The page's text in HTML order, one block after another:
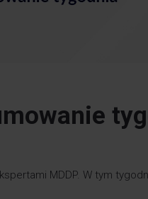
MDDP. W tym